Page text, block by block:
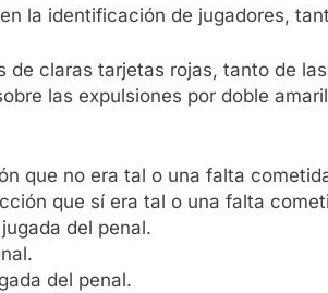
la identificación de jugadores,
claras tarjetas rojas, tanto de
las expulsiones por doble
que no era tal o una falta
que sí era tal o una falta
del penal.
del penal.